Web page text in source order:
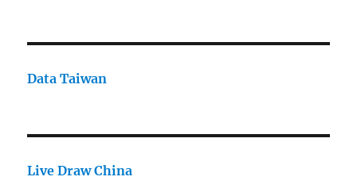
Data Taiwan
Live Draw China